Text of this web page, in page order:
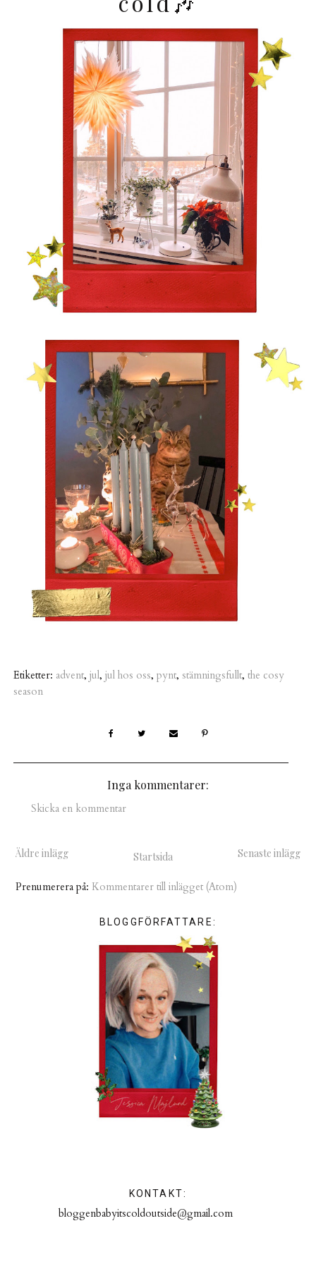
Etiketter: advent,jul,jul hos oss,pynt, stämningsfullt,the cosy
season
Inga kommentarer:
Skicka en kommentar
Senaste inlägg
Äldre inlägg Startsida
Prenumerera på: Kommentarer till inlägget (Atom)
BLOGGFÖRFATTARE:
KONTAKT:
bloggenbabyitscoldoutside@gmail.com